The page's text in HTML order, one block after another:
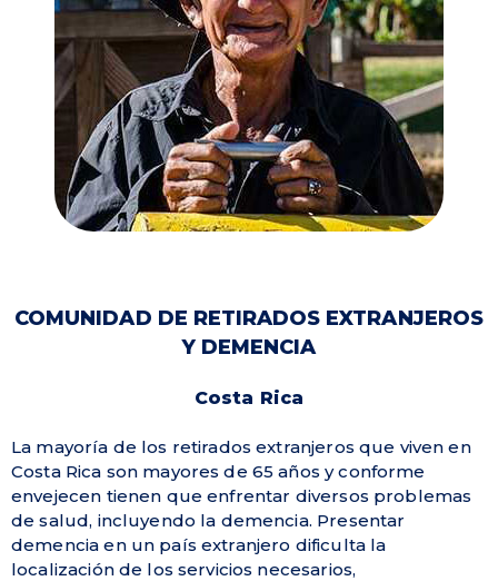
COMUNIDAD DE RETIRADOS EXTRANJEROS
Y DEMENCIA
Costa Rica
La mayoría de los retirados extranjeros que viven en
Costa Rica son mayores de 65 años y conforme
envejecen tienen que enfrentar diversos problemas
de salud, incluyendo la demencia. Presentar
demencia en un país extranjero dificulta la
localización de los servicios necesarios,